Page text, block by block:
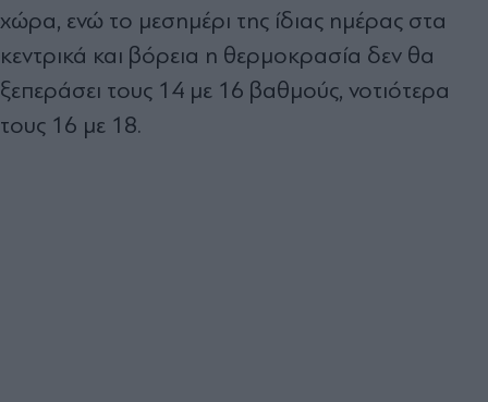
χώρα, ενώ το μεσημέρι της ίδιας ημέρας στα
κεντρικά και βόρεια η θερμοκρασία δεν θα
ξεπεράσει τους 14 με 16 βαθμούς, νοτιότερα
τους 16 με 18.